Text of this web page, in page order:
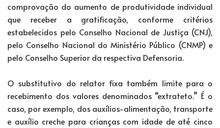
comprovação do aumento de produtividade individual
que receber a gratificação, conforme critérios
estabelecidos pelo Conselho Nacional de Justiça (CNJ),
pelo Conselho Nacional do Ministério Público (CNMP) e
pelo Conselho Superior da respectiva Defensoria.
O substitutivo do relator fixa também limite para o
recebimento dos valores denominados “extrateto.” É o
caso, por exemplo, dos auxílios-alimentação, transporte
e auxílio creche para crianças com idade de até cinco